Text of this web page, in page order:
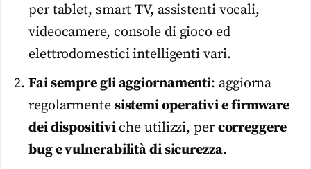
per tablet, smart TV, assistenti vocali,
videocamere, console di gioco ed
elettrodomestici intelligenti vari.
Fai sempre gli aggiornamenti: aggiorna
regolarmente sistemi operativi e firmware
dei dispositiviche utilizzi, percorreggere
bug e vulnerabilità di sicurezza.